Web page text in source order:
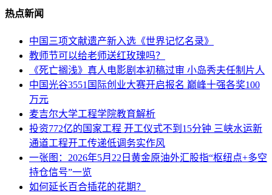
热点新闻
中国三项文献遗产新入选《世界记忆名录》
教师节可以给老师送红玫瑰吗？
《死亡搁浅》真人电影剧本初稿过审 小岛秀夫任制片人
中国光谷3551国际创业大赛开启报名 巅峰十强各奖100
万元
麦吉尔大学工程学院教育解析
投资772亿的国家工程 开工仪式不到15分钟 三峡水运新
通道工程开工传递低调务实作风
一张图：2026年5月22日黄金原油外汇股指“枢纽点+多空
持仓信号”一览
如何延长百合插花的花期？